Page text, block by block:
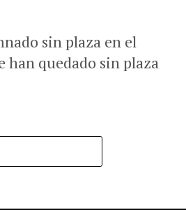
sin plaza en el
han quedado sin plaza